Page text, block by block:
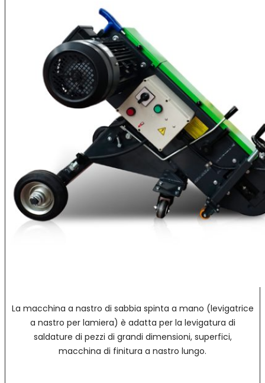
La macchina a nastro di sabbia spinta a mano (levigatrice
a nastro per lamiera) è adatta per la levigatura di
saldature di pezzi di grandi dimensioni, superfici,
macchina di finitura a nastro lungo.